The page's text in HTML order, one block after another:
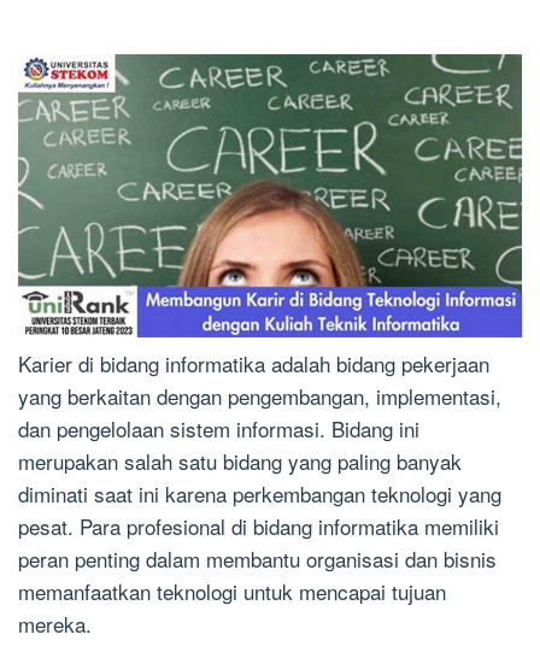
Karier di bidang informatika adalah bidang pekerjaan
yang berkaitan dengan pengembangan, implementasi,
dan pengelolaan sistem informasi. Bidang ini
merupakan salah satu bidang yang paling banyak
diminati saat ini karena perkembangan teknologi yang
pesat. Para profesional di bidang informatika memiliki
peran penting dalam membantu organisasi dan bisnis
memanfaatkan teknologi untuk mencapai tujuan
mereka.